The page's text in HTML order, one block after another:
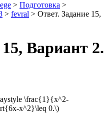
ege > Подготовка >
> fevral > Ответ. Задание 15,
Вариант 2.
\frac{1}{x^2-
x^2}\leq 0.\)